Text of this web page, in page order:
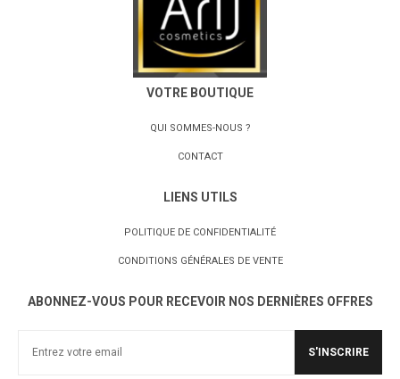
VOTRE BOUTIQUE
QUI SOMMES-NOUS ?
CONTACT
LIENS UTILS
POLITIQUE DE CONFIDENTIALITÉ
CONDITIONS GÉNÉRALES DE VENTE
ABONNEZ-VOUS POUR RECEVOIR NOS DERNIÈRES OFFRES
S'INSCRIRE